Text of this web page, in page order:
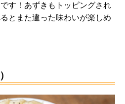
す！あずきもトッピングされ
とまた違った味わいが楽しめ